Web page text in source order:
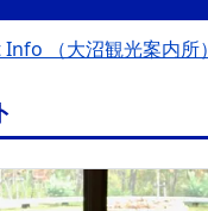
（大沼観光案内所）